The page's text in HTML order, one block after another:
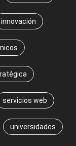
innovación
servicios web
universidades